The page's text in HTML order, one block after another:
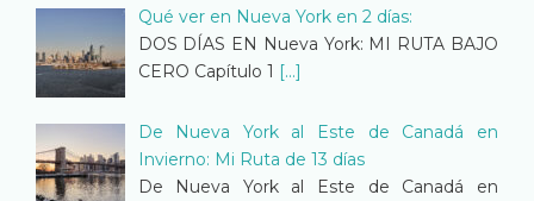
Qué ver en Nueva York en 2 días:
DOS DÍAS EN Nueva York: MI RUTA BAJO
CERO Capítulo 1 [...]
De Nueva York al Este de Canadá en
Invierno: Mi Ruta de 13 días
De Nueva York al Este de Canadá en